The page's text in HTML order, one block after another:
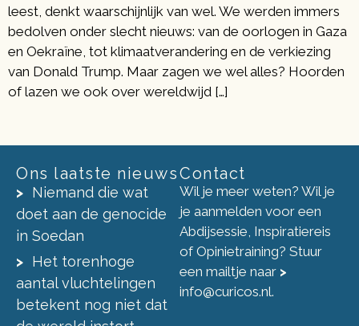
leest, denkt waarschijnlijk van wel. We werden immers
bedolven onder slecht nieuws: van de oorlogen in Gaza
en Oekraïne, tot klimaatverandering en de verkiezing
van Donald Trump. Maar zagen we wel alles? Hoorden
of lazen we ook over wereldwijd […]
Ons laatste nieuws
Niemand die wat
doet aan de genocide
in Soedan
Het torenhoge
aantal vluchtelingen
betekent nog niet dat
Contact
Wil je meer weten? Wil je
je aanmelden voor een
Abdijsessie, Inspiratiereis
of Opinietraining? Stuur
een mailtje naar >
info@curicos.nl.